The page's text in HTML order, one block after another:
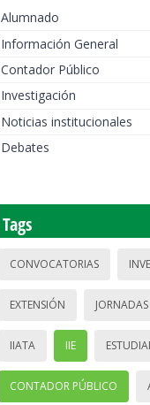
Alumnado
Información General
Contador Público
Investigación
Noticias institucionales
Debates
Tags
CONVOCATORIAS
EXTENSIÓN JORNADAS
IIATA IIE
CONTADOR PÚBLICO